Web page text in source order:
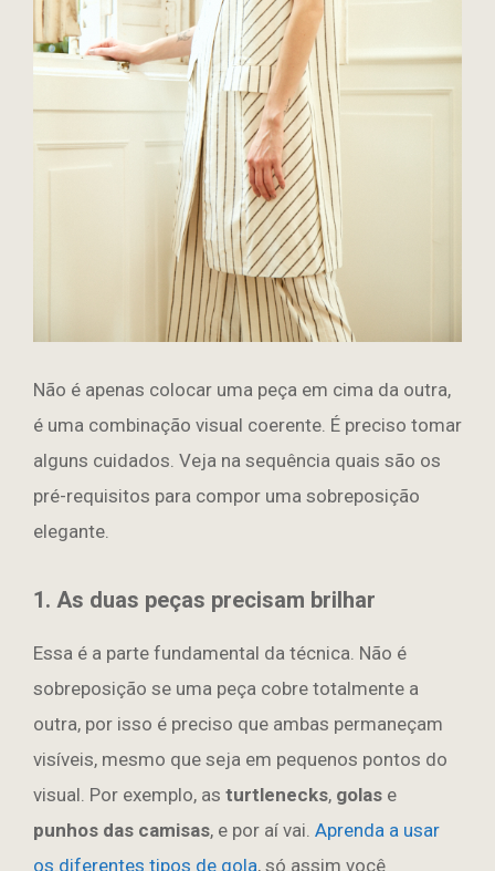
Não é apenas colocar uma peça em cima da outra,
é uma combinação visual coerente. É preciso tomar
alguns cuidados. Veja na sequência quais são os
pré-requisitos para compor uma sobreposição
elegante.
1. As duas peças precisam brilhar
Essa é a parte fundamental da técnica. Não é
sobreposição se uma peça cobre totalmente a
outra, por isso é preciso que ambas permaneçam
visíveis, mesmo que seja em pequenos pontos do
visual. Por exemplo, as turtlenecks, golas e
punhos das camisas, e por aí vai. Aprenda a usar
os diferentes tipos de gola, só assim você